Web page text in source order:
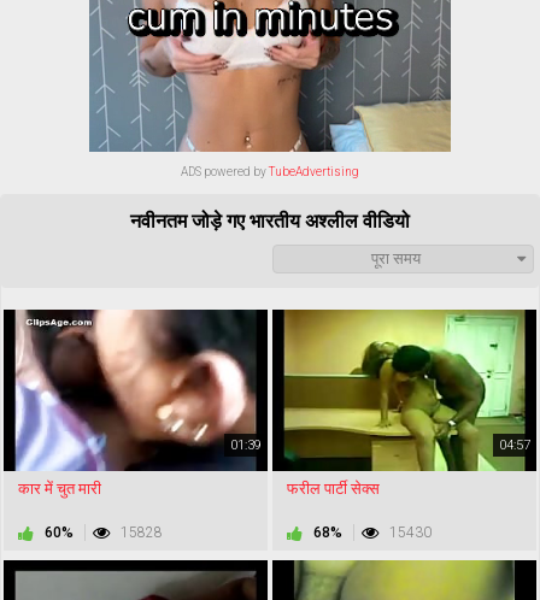
ADS powered byTubeAdvertising
नवीनतम जोड़े गए भारतीय अश्लील वीडियो
पूरा समय
01:39
कार में चुत मारी
60% 15828
04:57
फरील पार्टी सेक्स
68% 15430